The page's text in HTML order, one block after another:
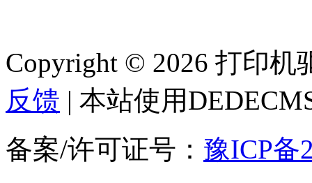
Copyright © 2026 打印
反馈 | 本站使用
备案/许可证号： 豫ICP备